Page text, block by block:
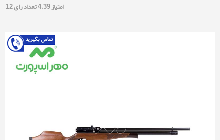
امتیاز4.39تعداد رای12